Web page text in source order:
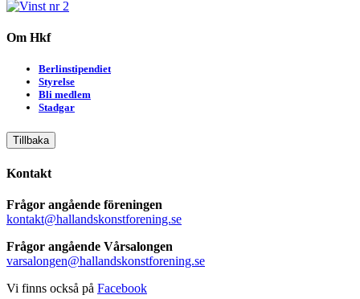
Om Hkf
Berlinstipendiet
Styrelse
Bli medlem
Stadgar
Tillbaka
Kontakt
Frågor angående föreningen
kontakt@hallandskonstforening.se
Frågor angående Vårsalongen
varsalongen@hallandskonstforening.se
Vi finns också på Facebook